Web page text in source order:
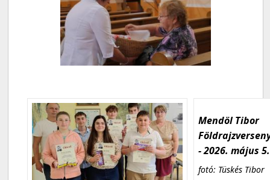
Mendöl Tibor
- 2026. május 5.
fotó: Tüskés Tibor